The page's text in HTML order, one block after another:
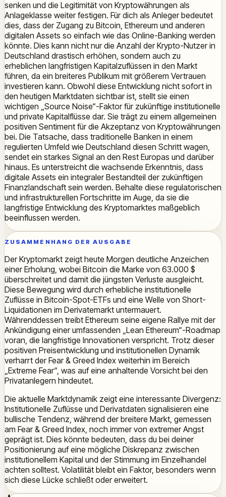
senken und die Legitimität von Kryptowährungen als
Anlageklasse weiter festigen. Für dich als Anleger bedeutet
dies, dass der Zugang zu Bitcoin, Ethereum und anderen
digitalen Assets so einfach wie das Online-Banking werden
könnte. Dies kann nicht nur die Anzahl der Krypto-Nutzer in
Deutschland drastisch erhöhen, sondern auch zu
erheblichen langfristigen Kapitalzuflüssen in den Markt
führen, da ein breiteres Publikum mit größerem Vertrauen
investieren kann. Obwohl diese Entwicklung nicht sofort in
den heutigen Marktdaten sichtbar ist, stellt sie einen
wichtigen „Source Noise“-Faktor für zukünftige institutionelle
und private Kapitalflüsse dar. Sie trägt zu einem allgemeinen
positiven Sentiment für die Akzeptanz von Kryptowährungen
bei. Die Tatsache, dass traditionelle Banken in einem
regulierten Umfeld wie Deutschland diesen Schritt wagen,
sendet ein starkes Signal an den Rest Europas und darüber
hinaus. Es unterstreicht die wachsende Erkenntnis, dass
digitale Assets ein integraler Bestandteil der zukünftigen
Finanzlandschaft sein werden. Behalte diese regulatorischen
und infrastrukturellen Fortschritte im Auge, da sie die
langfristige Entwicklung des Kryptomarktes maßgeblich
beeinflussen werden.
ZUSAMMENHANG DER AUSGABE
Der Kryptomarkt zeigt heute Morgen deutliche Anzeichen
einer Erholung, wobei Bitcoin die Marke von 63.000 $
überschreitet und damit die jüngsten Verluste ausgleicht.
Diese Bewegung wird durch erhebliche institutionelle
Zuflüsse in Bitcoin-Spot-ETFs und eine Welle von Short-
Liquidationen im Derivatemarkt untermauert.
Währenddessen treibt Ethereum seine eigene Rallye mit der
Ankündigung einer umfassenden „Lean Ethereum“-Roadmap
voran, die langfristige Innovationen verspricht. Trotz dieser
positiven Preisentwicklung und institutionellen Dynamik
verharrt der Fear & Greed Index weiterhin im Bereich
„Extreme Fear“, was auf eine anhaltende Vorsicht bei den
Privatanlegern hindeutet.
Die aktuelle Marktdynamik zeigt eine interessante Divergenz:
Institutionelle Zuflüsse und Derivatdaten signalisieren eine
bullische Tendenz, während der breitere Markt, gemessen
am Fear & Greed Index, noch immer von extremer Angst
geprägt ist. Dies könnte bedeuten, dass du bei deiner
Positionierung auf eine mögliche Diskrepanz zwischen
institutionellem Kapital und der Stimmung im Einzelhandel
achten solltest. Volatilität bleibt ein Faktor, besonders wenn
sich diese Lücke schließt oder erweitert.